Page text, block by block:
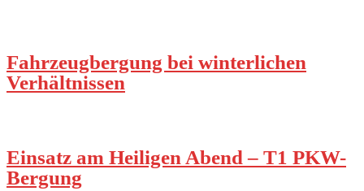
Fahrzeugbergung bei winterlichen
Verhältnissen
Einsatz am Heiligen Abend – T1 PKW-
Bergung